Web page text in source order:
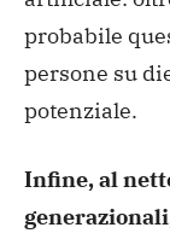
probabile
persone su
potenziale.
Infine, al